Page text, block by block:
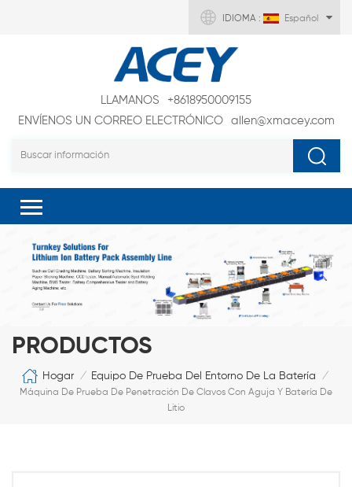
IDIOMA : Español
LLAMANOS
+8618950009155
ENVÍENOS UN CORREO ELECTRÓNICO
allen@xmacey.com
PRODUCTOS
Hogar / Equipo De Prueba Del Entorno De La Batería
/
Máquina De Prueba De Penetración De Clavos Con Aguja Y Batería De
Litio